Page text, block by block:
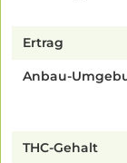
Ertrag
Anbau-
THC-Gehalt